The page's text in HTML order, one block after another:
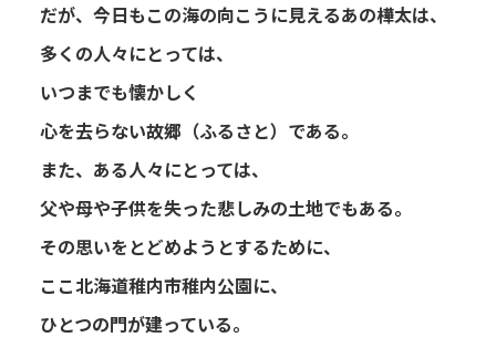
だが、今日もこの海の向こうに見えるあの樺太は、
多くの人々にとっては、
いつまでも懐かしく
心を去らない故郷（ふるさと）である。
また、ある人々にとっては、
父や母や子供を失った悲しみの土地でもある。
その思いをとどめようとするために、
ここ北海道稚内市稚内公園に、
ひとつの門が建っている。